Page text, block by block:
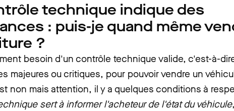
technique indique des
: puis-je quand même
?
besoin d'un contrôle technique valide, c'est-à-
majeures ou critiques, pour pouvoir vendre un
non mais attention, il y a quelques conditions à
sert à informer l'acheteur de l'état du véhicule